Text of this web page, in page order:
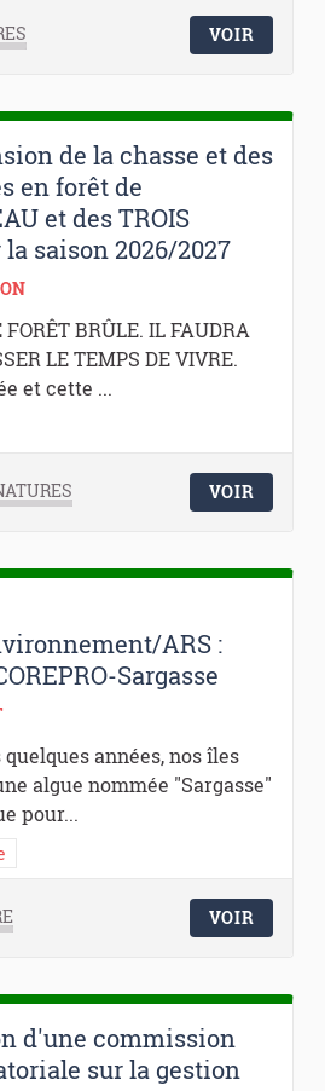
VOIR
de la chasse et des
en forêt de
et des TROIS
la saison 2026/2027
FORÊT BRÛLE. IL FAUDRA
LE TEMPS DE VIVRE.
et cette ...
VOIR
ARS :
Sargasse
quelques années, nos îles
algue nommée "Sargasse"
pour...
VOIR
d'une commission
sur la gestion